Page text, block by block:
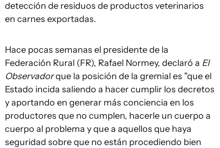
detección de residuos de productos veterinarios
en carnes exportadas.
Hace pocas semanas el presidente de la
Federación Rural (FR), Rafael Normey, declaró a El
Observadorque la posición de la gremial es "que el
Estado incida saliendo a hacer cumplir los decretos
y aportando en generar más conciencia en los
productores que no cumplen, hacerle un cuerpo a
cuerpo al problema y que a aquellos que haya
seguridad sobre que no están procediendo bien